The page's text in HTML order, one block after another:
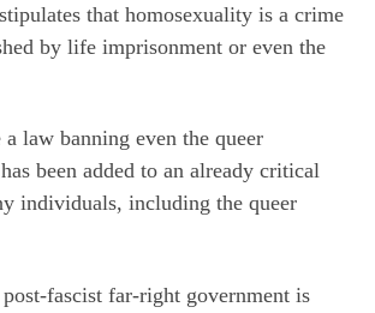
that homosexuality is a crime
by life imprisonment or even the
law banning even the queer
been added to an already critical
individuals, including the queer
fascist far-right government is